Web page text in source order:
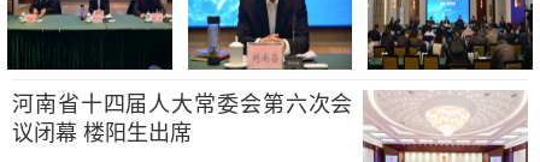
河南省十四届人大常委会第六次会
议闭幕 楼阳生出席